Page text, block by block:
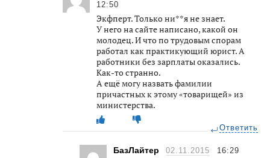
12:50
Экфперт. Только ни**я не знает.
У него на сайте написано, какой он
молодец. И что по трудовым спорам
работал как практикующий юрист. А
работники без зарплаты оказались.
Как-то странно.
А ещё могу назвать фамилии
причастных к этому «товарищей» из
министерства.
Ответить
БазЛайтер 02.11.2015 16:29